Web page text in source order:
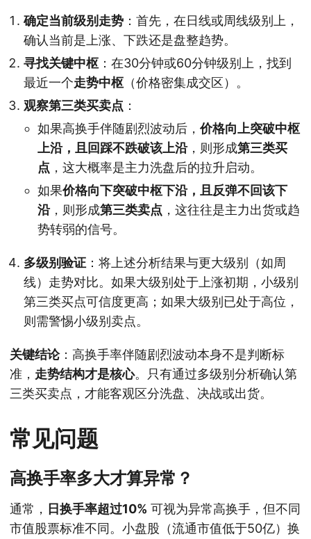
确定当前级别走势 ：首先，在日线或周线级别上，
确认当前是上涨、下跌还是盘整趋势。
寻找关键中枢 ：在30分钟或60分钟级别上，找到
最近一个走势中枢 （价格密集成交区）。
观察第三类买卖点 ：
如果高换手伴随剧烈波动后， 价格向上突破中枢
上沿，且回踩不跌破该上沿，则形成第三类买
点 ，这大概率是主力洗盘后的拉升启动。
如果价格向下突破中枢下沿，且反弹不回该下
沿，则形成第三类卖点 ，这往往是主力出货或趋
势转弱的信号。
多级别验证 ：将上述分析结果与更大级别（如周
线）走势对比。如果大级别处于上涨初期，小级别
第三类买点可信度更高；如果大级别已处于高位，
则需警惕小级别卖点。
关键结论：高换手率伴随剧烈波动本身不是判断标
准， 走势结构才是核心。只有通过多级别分析确认第
三类买卖点，才能客观区分洗盘、决战或出货。
常见问题
高换手率多大才算异常？
通常， 日换手率超过10% 可视为异常高换手，但不同
市值股票标准不同。小盘股（流通市值低于50亿）换